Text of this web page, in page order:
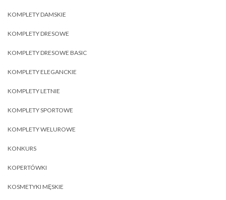
KOMPLETY DAMSKIE
KOMPLETY DRESOWE
KOMPLETY DRESOWE BASIC
KOMPLETY ELEGANCKIE
KOMPLETY LETNIE
KOMPLETY SPORTOWE
KOMPLETY WELUROWE
KONKURS
KOPERTÓWKI
KOSMETYKI MĘSKIE